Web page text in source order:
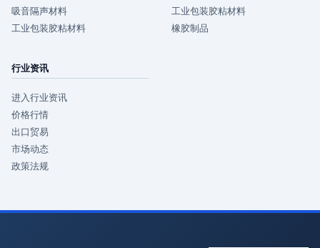
吸音隔声材料
工业包装胶粘材料
工业包装胶粘材料
橡胶制品
行业资讯
进入行业资讯
价格行情
出口贸易
市场动态
政策法规